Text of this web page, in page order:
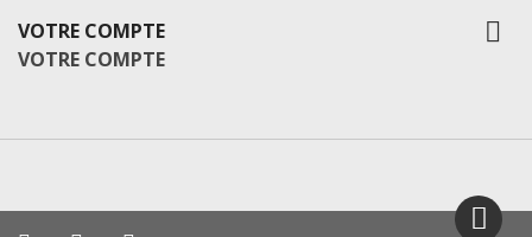
VOTRE COMPTE
VOTRE COMPTE
